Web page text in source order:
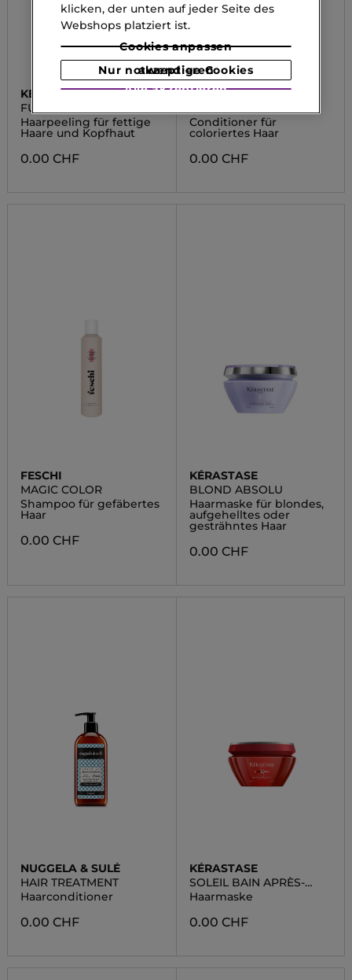
KÉRASTASE
FUSIO-SCRUB
Haarpeeling für fettige
Haare und Kopfhaut
0.00 CHF
KÉRASTASE
Conditioner für
coloriertes Haar
0.00 CHF
FESCHI
MAGIC COLOR
Shampoo für gefäbertes
Haar
0.00 CHF
KÉRASTASE
BLOND ABSOLU
Haarmaske für blondes,
aufgehelltes oder
gesträhntes Haar
0.00 CHF
NUGGELA & SULÉ
HAIR TREATMENT
Haarconditioner
0.00 CHF
KÉRASTASE
SOLEIL BAIN APRÈS-
SOLEIL
Haarmaske
0.00 CHF
klicken, der unten auf jeder Seite des
Webshops platziert ist.
Cookies anpassen
Nur notwendige Cookies akzeptieren
Alle akzeptieren